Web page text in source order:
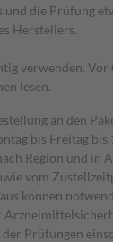
und die Prüfung
Herstellers.
verwenden. Vor
lesen.
an den
bis Freitag bis
Region und in
vom
können
Prüfungen